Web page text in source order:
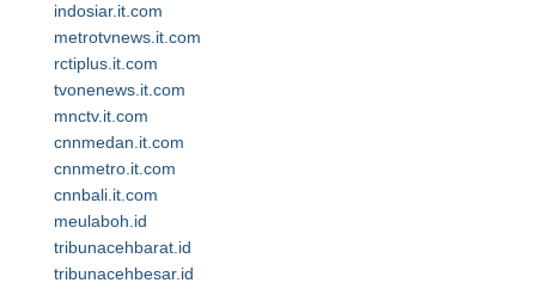
indosiar.it.com
metrotvnews.it.com
rctiplus.it.com
tvonenews.it.com
mnctv.it.com
cnnmedan.it.com
cnnmetro.it.com
cnnbali.it.com
meulaboh.id
tribunacehbarat.id
tribunacehbesar.id